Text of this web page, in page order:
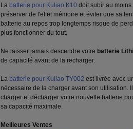
La batterie pour Kuliao K10 doit subir au
préserver de l'effet mémoire et éviter que sa
batterie au repos trop longtemps risque de
plus fonctionner du tout.
Ne laisser jamais descendre votre batterie
de capacité avant de la recharger.
La batterie pour Kuliao TY002 est livrée avec
nécessaire de la charger avant son utilisation.
charger et décharger votre nouvelle batterie
sa capacité maximale.
Meilleures Ventes